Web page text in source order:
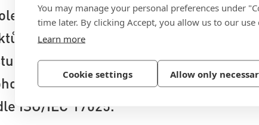
You may manage your personal preferences under
time later. By clicking Accept, you allow us to our use
Learn more
Cookie settings Allow only
testování je zásadní pro
v různých odvětvích.
k našim vlastním zkušebním
v případě potřeby nabídnout i
ISO/IEC 17025.